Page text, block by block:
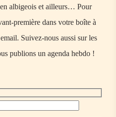
albigeois et ailleurs… Pour
première dans votre boîte à
Suivez-nous aussi sur les
publions un agenda hebdo !